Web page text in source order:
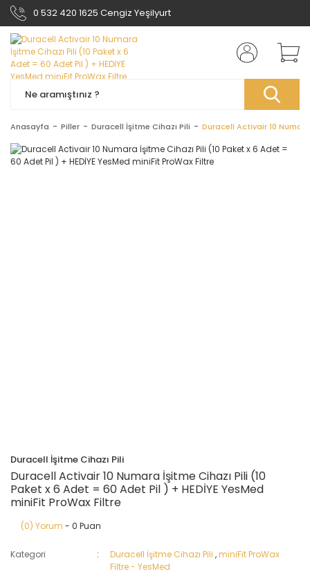
0 532 420 1625 Cengiz Yeşilyurt
Anasayfa Piller Duracell İşitme Cihazı Pili Duracell Activair 10
Duracell İşitme Cihazı Pili
Duracell Activair 10 Numara İşitme Cihazı Pili (10
Paket x 6 Adet = 60 Adet Pil ) + HEDİYE YesMed
miniFit ProWax Filtre
(0) Yorum - 0 Puan
Kategori Duracell İşitme Cihazı Pili ,miniFit ProWax
Filtre - YesMed